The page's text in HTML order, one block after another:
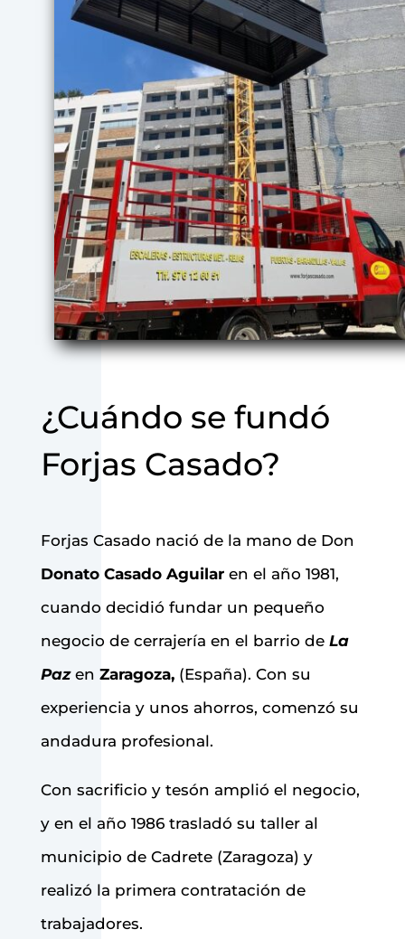
¿Cuándo se fundó
Forjas Casado?
Forjas Casado nació de la mano de Don
Donato Casado Aguilaren el año 1981,
cuando decidió fundar un pequeño
negocio de cerrajería en el barrio de La
Pazen Zaragoza, (España). Con su
experiencia y unos ahorros, comenzó su
andadura profesional.
Con sacrificio y tesón amplió el negocio,
y en el año 1986 trasladó su taller al
municipio de Cadrete (Zaragoza) y
realizó la primera contratación de
trabajadores.